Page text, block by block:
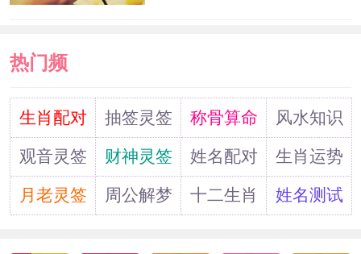
热门频
道生肖配对 抽签灵签 称骨算命
风水知识
观音灵签
财神灵签 姓名配对
生肖运势
月老灵签
周公解梦 十二生肖 姓名测试